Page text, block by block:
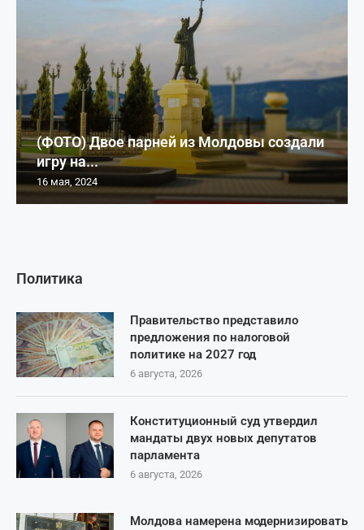
Политика
Правительство представило
предложения по налоговой
политике на 2027 год
6 августа, 2026
Конституционный суд утвердил
мандаты двух новых депутатов
парламента
6 августа, 2026
Молдова намерена модернизировать
(ФОТО) Двое парней из Молдовы создали
игру на...
16 мая, 2024